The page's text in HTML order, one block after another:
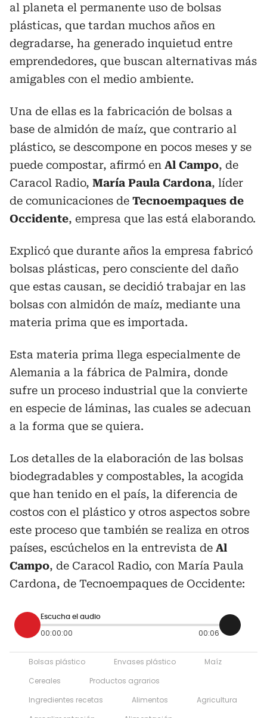
al planeta el permanente uso de bolsas
plásticas, que tardan muchos años en
degradarse, ha generado inquietud entre
emprendedores, que buscan alternativas más
amigables con el medio ambiente.
Una de ellas es la fabricación de bolsas a
base de almidón de maíz, que contrario al
plástico, se descompone en pocos meses y se
puede compostar, afirmó en Al Campo, de
Caracol Radio, María Paula Cardona, líder
de comunicaciones de Tecnoempaques de
Occidente, empresa que las está elaborando.
Explicó que durante años la empresa fabricó
bolsas plásticas, pero consciente del daño
que estas causan, se decidió trabajar en las
bolsas con almidón de maíz, mediante una
materia prima que es importada.
Esta materia prima llega especialmente de
Alemania a la fábrica de Palmira, donde
sufre un proceso industrial que la convierte
en especie de láminas, las cuales se adecuan
a la forma que se quiera.
Los detalles de la elaboración de las bolsas
biodegradables y compostables, la acogida
que han tenido en el país, la diferencia de
costos con el plástico y otros aspectos sobre
este proceso que también se realiza en otros
países, escúchelos en la entrevista de Al
Campo, de Caracol Radio, con María Paula
Cardona, de Tecnoempaques de Occidente:
Escucha el audio
00:00:00 00:06
Bolsas plástico Envases plástico
Maíz
Cereales
Productos agrarios
Ingredientes recetas
Alimentos
Agricultura